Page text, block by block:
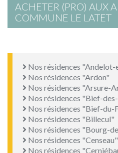
ACHETER (PRO) AUX
COMMUNE LE LATET
Nos résidences
Nos résidences "Ardon"
Nos résidences "Arsure-
Nos résidences "Bief-
Nos résidences "Bief-du-
Nos résidences "Billecul"
Nos résidences "Bourg-
Nos résidences "Censeau"
Nos résidences